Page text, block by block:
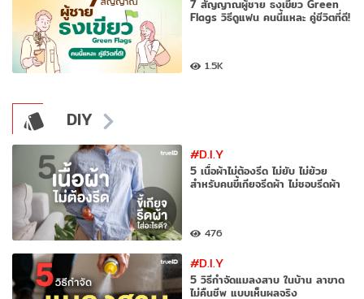
7 สัญญาณผู้ชาย ธงเขียว Green
Flags วิธีดูแฟน คนนี้แหละ คู่ชีวิตที่ดี!
1.5K
DIY
#D.I.Y
5 เนื้อผ้าไม่ต้องรีด ไม่ยับ ไม่ย้วย
สำหรับคนขี้เกียจรีดผ้า ไม่ชอบรีดผ้า
476
#D.I.Y
5 วิธีกำจัดแมลงสาบ ในบ้าน ลาขาด
ไม่คืนชีพ แบบเห็นผลจริง